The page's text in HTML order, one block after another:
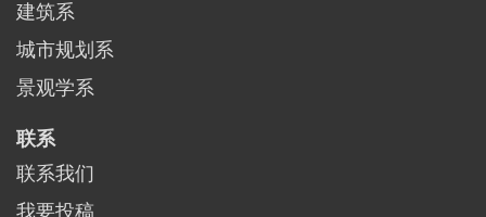
建筑系
城市规划系
景观学系
联系
联系我们
我要投稿